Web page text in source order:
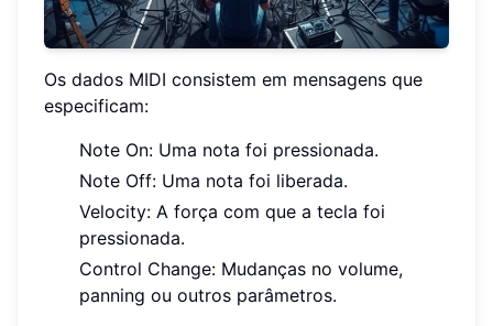
Os dados MIDI consistem em mensagens que
especificam:
Note On: Uma nota foi pressionada.
Note Off: Uma nota foi liberada.
Velocity: A força com que a tecla foi
pressionada.
Control Change: Mudanças no volume,
panning ou outros parâmetros.